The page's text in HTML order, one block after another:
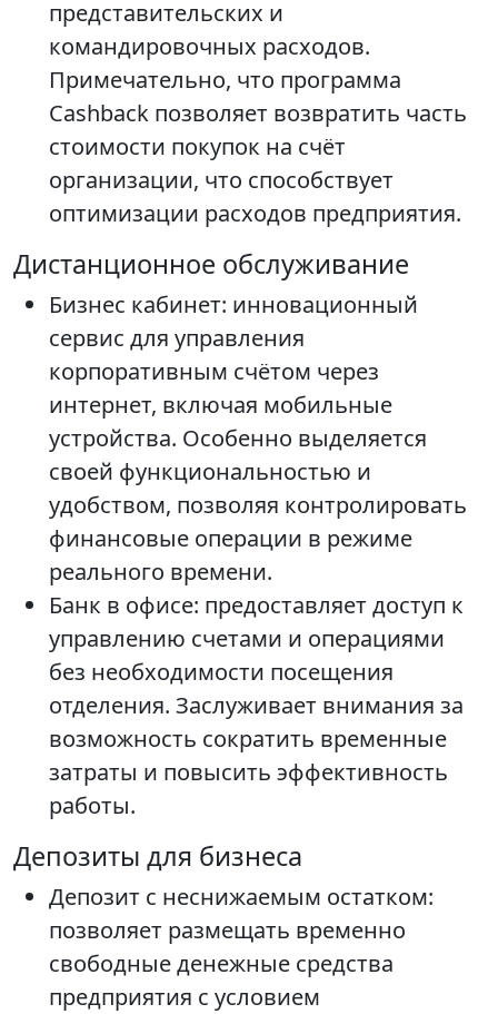
представительских и
командировочных расходов.
Примечательно, что программа
Cashback позволяет возвратить часть
стоимости покупок на счёт
организации, что способствует
оптимизации расходов предприятия.
Дистанционное обслуживание
Бизнес кабинет: инновационный
сервис для управления
корпоративным счётом через
интернет, включая мобильные
устройства. Особенно выделяется
своей функциональностью и
удобством, позволяя контролировать
финансовые операции в режиме
реального времени.
Банк в офисе: предоставляет доступ к
управлению счетами и операциями
без необходимости посещения
отделения. Заслуживает внимания за
возможность сократить временные
затраты и повысить эффективность
работы.
Депозиты для бизнеса
Депозит с неснижаемым остатком:
позволяет размещать временно
свободные денежные средства
предприятия с условием